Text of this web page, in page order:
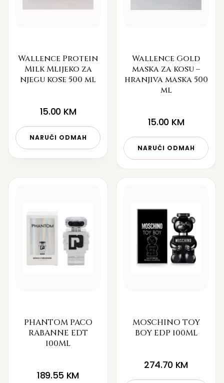
Wallence Protein
Milk Mlijeko za
njegu kose 500 ml
15.00 KM
NARUČI ODMAH
Wallence Gold
maska za kosu –
hranjiva maska 500
ml
15.00 KM
NARUČI ODMAH
PHANTOM PACO
RABANNE EDT
100ML
189.55 KM
MOSCHINO TOY
BOY EDP 100ML
274.70 KM